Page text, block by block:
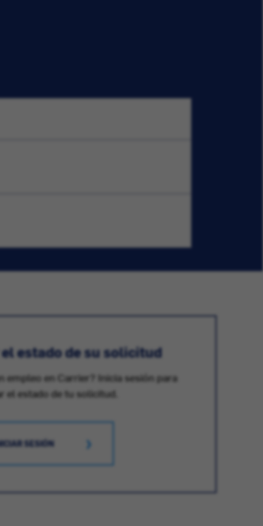
estado de su solicitud
empleo en Carrier? Inicia sesión para
el estado de tu solicitud.
SESIÓN